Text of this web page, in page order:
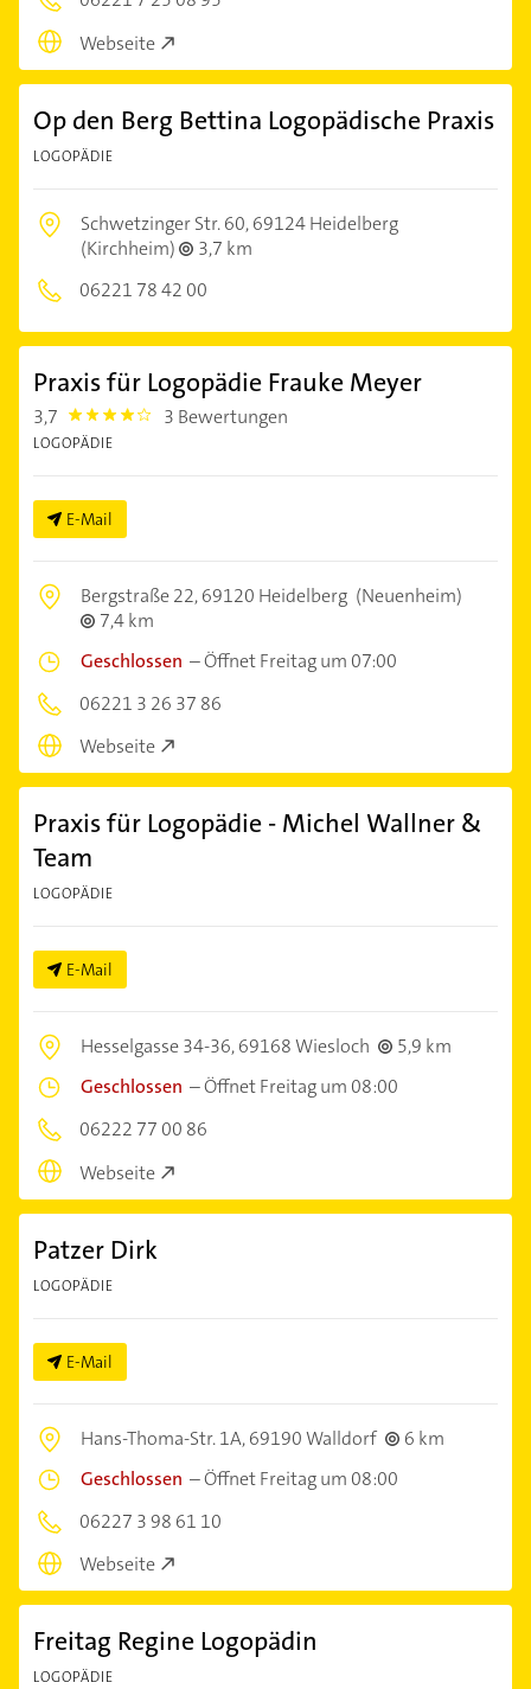
Webseite
Op den Berg Bettina Logopädische Praxis
LOGOPÄDIE
Schwetzinger Str. 60,69124 Heidelberg
(Kirchheim)
3,7 km
06221 78 42 00
Praxis für Logopädie Frauke Meyer
3,7 3.7 3 Bewertungen
LOGOPÄDIE
E-Mail
Bergstraße 22,69120 Heidelberg (Neuenheim)
7,4 km
Geschlossen –Öffnet Freitag um 07:00
06221 3 26 37 86
Webseite
Praxis für Logopädie - Michel Wallner &
Team
LOGOPÄDIE
E-Mail
Hesselgasse 34-36,69168 Wiesloch
5,9 km
Geschlossen –Öffnet Freitag um 08:00
06222 77 00 86
Webseite
Patzer Dirk
LOGOPÄDIE
E-Mail
Hans-Thoma-Str. 1A,69190 Walldorf
6 km
Geschlossen –Öffnet Freitag um 08:00
06227 3 98 61 10
Webseite
Freitag Regine Logopädin
LOGOPÄDIE